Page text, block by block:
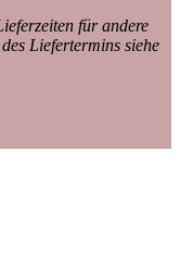
für andere
Liefertermins siehe